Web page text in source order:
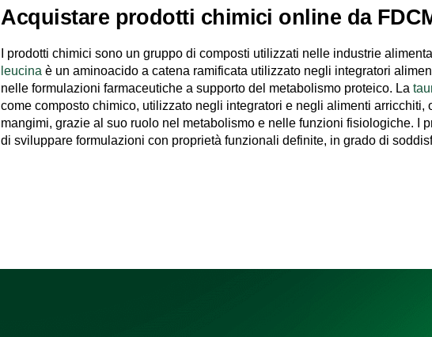
Acquistare prodotti chimici online da
I prodotti chimici sono un gruppo di composti utilizzati nelle industrie
leucina è un aminoacido a catena ramificata utilizzato negli integratori
nelle formulazioni farmaceutiche a supporto del metabolismo proteico. La
come composto chimico, utilizzato negli integratori e negli alimenti arricchiti,
mangimi, grazie al suo ruolo nel metabolismo e nelle funzioni fisiologiche. I
di sviluppare formulazioni con proprietà funzionali definite, in grado di